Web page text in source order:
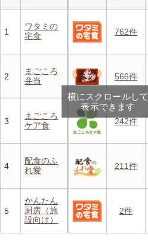
1
ワタミの
宅食
762件
2
まごころ
弁当
566件
3
まごころ
ケア食
242件
4
配食のふ
れ愛
211件
5
かんたん
厨房（施
設向け）
2件
横にスクロールして
表示できます